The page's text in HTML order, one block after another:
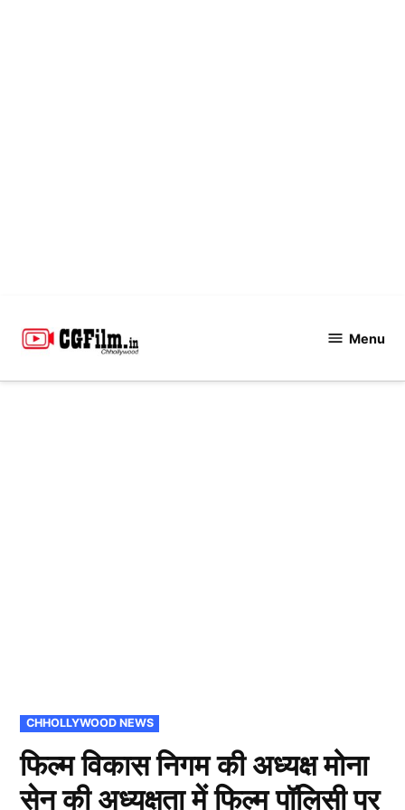
Menu
POSTED
IN
CHHOLLYWOOD NEWS
फिल्म विकास निगम की अध्यक्ष मोना
सेन की अध्यक्षता में फिल्म पॉलिसी पर